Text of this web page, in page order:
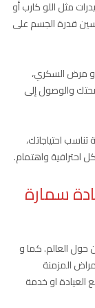
مثل اللو كارب أو
قدرة الجسم على
أو مرض السكري،
والوصول إلى
احتياجاتك،
واهتمام.
سمارة
العالم. كما و
المزمنة
او خدمة